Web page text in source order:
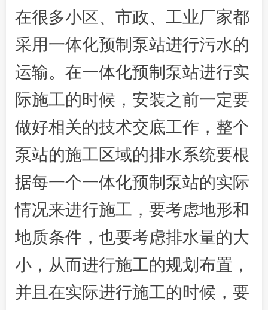
在很多小区、市政、工业厂家都
采用一体化预制泵站进行污水的
运输。在一体化预制泵站进行实
际施工的时候，安装之前一定要
做好相关的技术交底工作，整个
泵站的施工区域的排水系统要根
据每一个一体化预制泵站的实际
情况来进行施工，要考虑地形和
地质条件，也要考虑排水量的大
小，从而进行施工的规划布置，
并且在实际进行施工的时候，要